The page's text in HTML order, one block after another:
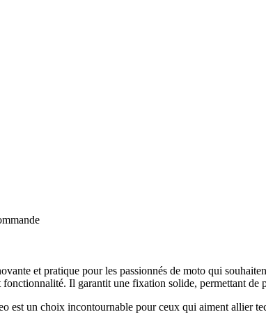
et pratique pour les passionnés de moto qui
Il garantit une fixation solide, permettant de
est un choix incontournable pour ceux qui aiment allier